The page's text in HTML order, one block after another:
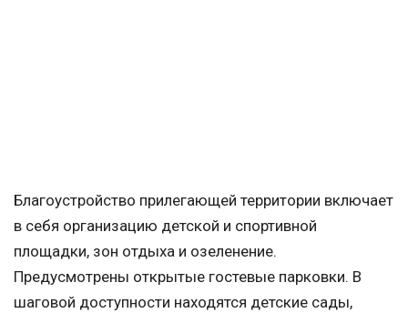
Благоустройство прилегающей территории включает
в себя организацию детской и спортивной
площадки, зон отдыха и озеленение.
Предусмотрены открытые гостевые парковки. В
шаговой доступности находятся детские сады,